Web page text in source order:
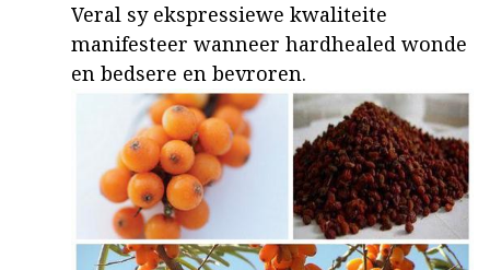
Veral sy ekspressiewe kwaliteite
manifesteer wanneer hardhealed wonde
en bedsere en bevroren.